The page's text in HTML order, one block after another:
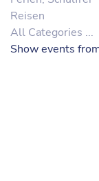
Reisen
All Categories ...
Show events